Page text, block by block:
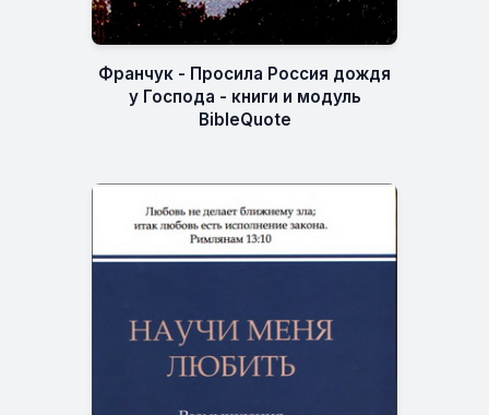
Франчук - Просила Россия дождя
у Господа - книги и модуль
BibleQuote